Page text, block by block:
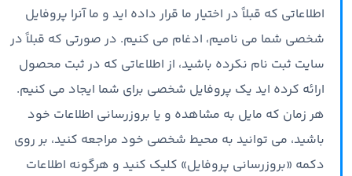
اطلاعاتی که قبلاً در اختیار ما قرار داده اید و ما آنرا پروفایل
شخصی شما می نامیم، ادغام می کنیم. در صورتی که قبلاً در
سایت ثبت نام نکرده باشید،‌ از اطلاعاتی که در ثبت محصول
ارائه کرده اید یک پروفایل شخصی برای شما ایجاد می کنیم.
هر زمان که مایل به مشاهده و یا بروزرسانی اطلاعات خود
باشید، می توانید به محیط شخصی خود مراجعه کنید، بر روی
دکمه «بروزرسانی پروفایل» کلیک کنید و هرگونه اطلاعات